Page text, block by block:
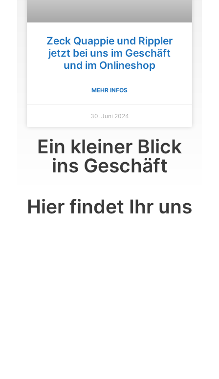
Zeck Quappie und Rippler
jetzt bei uns im Geschäft
und im Onlineshop
MEHR INFOS
30. Juni 2024
Ein kleiner Blick
ins Geschäft
Hier findet Ihr uns